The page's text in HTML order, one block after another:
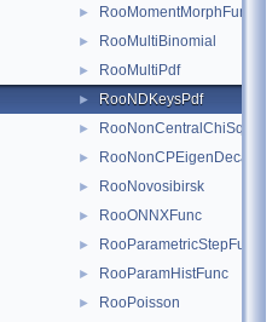
► RooMomentMorphFuncND
► RooMultiBinomial
► RooMultiPdf
► RooNDKeysPdf
► RooNonCentralChiSquare
► RooNonCPEigenDecay
► RooNovosibirsk
► RooONNXFunc
► RooParametricStepFunction
► RooParamHistFunc
► RooPoisson